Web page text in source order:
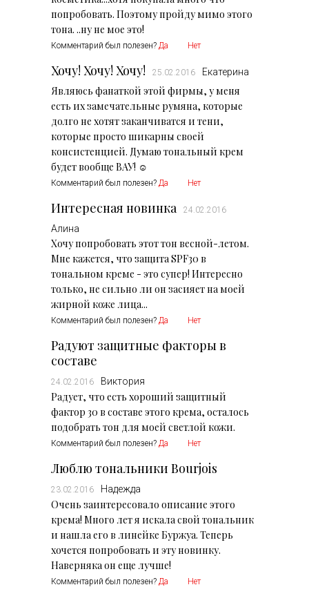
попробовать. Поэтому пройду мимо этого
тона. ..ну не мое это!
Комментарий был полезен? Да Нет
Хочу! Хочу! Хочу! 25.02.2016 Екатерина
Являюсь фанаткой этой фирмы, у меня
есть их замечательные румяна, которые
долго не хотят заканчиватся и тени,
которые просто шикарны своей
консистенцией. Думаю тональный крем
будет вообще ВАУ! ☺
Комментарий был полезен? Да Нет
Интересная новинка 24.02.2016
Алина
Хочу попробовать этот тон весной-летом.
Мне кажется, что защита SPF30 в
тональном креме - это супер! Интересно
только, не сильно ли он засияет на моей
жирной коже лица...
Комментарий был полезен? Да Нет
Радуют защитные факторы в
составе
24.02.2016 Виктория
Радует, что есть хороший защитный
фактор 30 в составе этого крема, осталось
подобрать тон для моей светлой кожи.
Комментарий был полезен? Да Нет
Люблю тональники Bourjois
23.02.2016 Надежда
Очень заинтересовало описание этого
крема! Много лет я искала свой тональник
и нашла его в линейке Буржуа. Теперь
хочется попробовать и эту новинку.
Наверняка он еще лучше!
Комментарий был полезен? Да Нет